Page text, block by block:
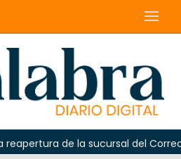
de la sucursal del Correo